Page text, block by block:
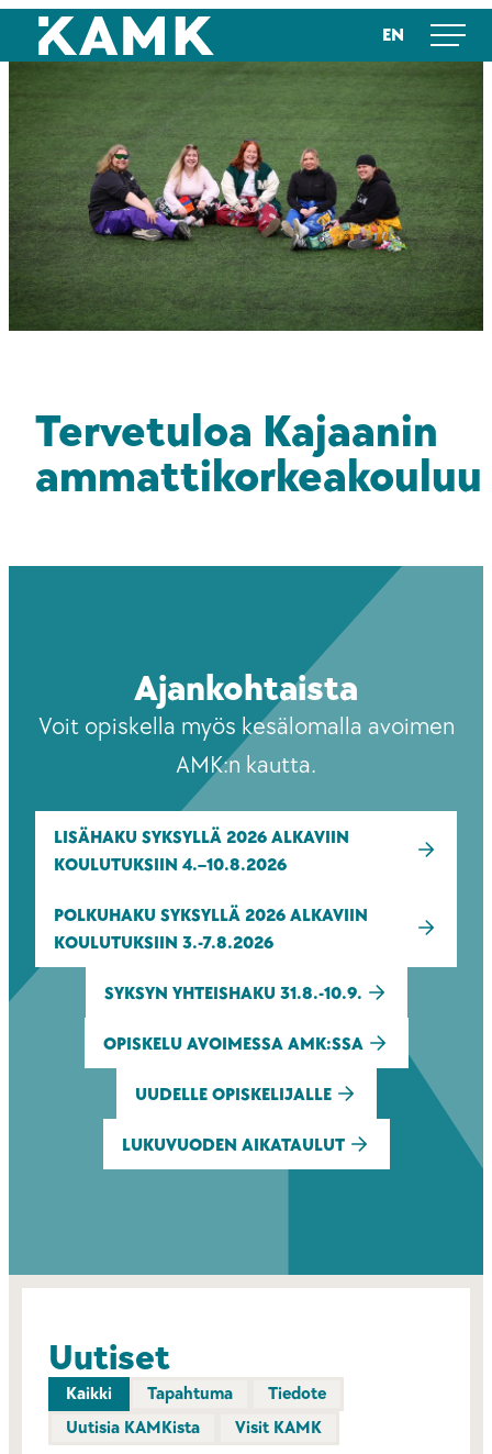
Siirry
suoraan
Kajaanin ammattikorkeakoulu EN
Tervetuloa Kajaanin
Ajankohtaista
Voit opiskella myös kesälomalla avoimen
AMK:n kautta.
LISÄHAKU SYKSYLLÄ 2026 ALKAVIIN
KOULUTUKSIIN 4.–10.8.2026
POLKUHAKU SYKSYLLÄ 2026 ALKAVIIN
KOULUTUKSIIN 3.-7.8.2026
SYKSYN YHTEISHAKU 31.8.-10.9.
OPISKELU AVOIMESSA AMK:SSA
UUDELLE OPISKELIJALLE
LUKUVUODEN AIKATAULUT
Uutiset
Kaikki Tapahtuma
Tiedote
Uutisia KAMKista
Visit KAMK